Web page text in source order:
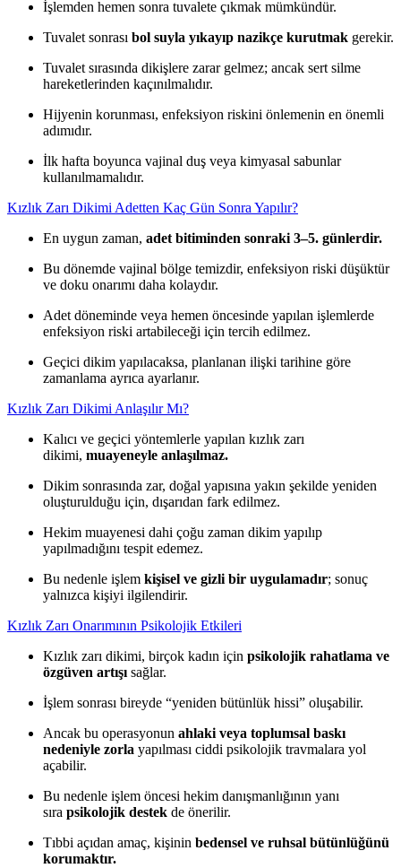
İşlemden hemen sonra tuvalete çıkmak mümkündür.
Tuvalet sonrası bol suyla yıkayıp nazikçe kurutmak gerekir.
Tuvalet sırasında dikişlere zarar gelmez; ancak sert silme
hareketlerinden kaçınılmalıdır.
Hijyenin korunması, enfeksiyon riskini önlemenin en önemli
adımıdır.
İlk hafta boyunca vajinal duş veya kimyasal sabunlar
kullanılmamalıdır.
Kızlık Zarı Dikimi Adetten Kaç Gün Sonra Yapılır?
En uygun zaman, adet bitiminden sonraki 3–5. günlerdir.
Bu dönemde vajinal bölge temizdir, enfeksiyon riski düşüktür
ve doku onarımı daha kolaydır.
Adet döneminde veya hemen öncesinde yapılan işlemlerde
enfeksiyon riski artabileceği için tercih edilmez.
Geçici dikim yapılacaksa, planlanan ilişki tarihine göre
zamanlama ayrıca ayarlanır.
Kızlık Zarı Dikimi Anlaşılır Mı?
Kalıcı ve geçici yöntemlerle yapılan kızlık zarı
dikimi, muayeneyle anlaşılmaz.
Dikim sonrasında zar, doğal yapısına yakın şekilde yeniden
oluşturulduğu için, dışarıdan fark edilmez.
Hekim muayenesi dahi çoğu zaman dikim yapılıp
yapılmadığını tespit edemez.
Bu nedenle işlem kişisel ve gizli bir uygulamadır; sonuç
yalnızca kişiyi ilgilendirir.
Kızlık Zarı Onarımının Psikolojik Etkileri
Kızlık zarı dikimi, birçok kadın için psikolojik rahatlama ve
özgüven artışı sağlar.
İşlem sonrası bireyde “yeniden bütünlük hissi” oluşabilir.
Ancak bu operasyonun ahlaki veya toplumsal baskı
nedeniyle zorla yapılması ciddi psikolojik travmalara yol
açabilir.
Bu nedenle işlem öncesi hekim danışmanlığının yanı
sıra psikolojik destek de önerilir.
Tıbbi açıdan amaç, kişinin bedensel ve ruhsal bütünlüğünü
korumaktır.